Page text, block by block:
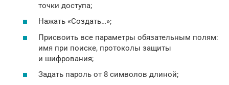
точки доступа;
Нажать «Создать…»;
Присвоить все параметры обязательным полям:
имя при поиске, протоколы защиты
и шифрования;
Задать пароль от 8 символов длиной;